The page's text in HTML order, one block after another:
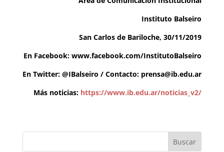
Instituto Balseiro
San Carlos de Bariloche, 30/11/2019
En Facebook: www.facebook.com/InstitutoBalseiro
En Twitter: @IBalseiro / Contacto: prensa@ib.edu.ar
Más noticias: https://www.ib.edu.ar/noticias_v2/
Buscar